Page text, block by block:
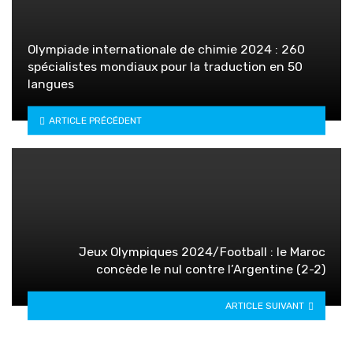
Olympiade internationale de chimie 2024 : 260
spécialistes mondiaux pour la traduction en 50
langues
ARTICLE PRÉCÉDENT
Jeux Olympiques 2024/Football : le Maroc
concède le nul contre l’Argentine (2-2)
ARTICLE SUIVANT